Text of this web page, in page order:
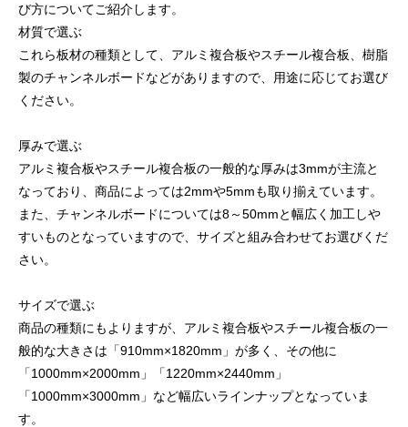
び方についてご紹介します。
材質で選ぶ
これら板材の種類として、アルミ複合板やスチール複合板、樹脂
製のチャンネルボードなどがありますので、用途に応じてお選び
ください。
厚みで選ぶ
アルミ複合板やスチール複合板の一般的な厚みは3mmが主流と
なっており、商品によっては2mmや5mmも取り揃えています。
また、チャンネルボードについては8～50mmと幅広く加工しや
すいものとなっていますので、サイズと組み合わせてお選びくだ
さい。
サイズで選ぶ
商品の種類にもよりますが、アルミ複合板やスチール複合板の一
般的な大きさは「910mm×1820mm」が多く、その他に
「1000mm×2000mm」「1220mm×2440mm」
「1000mm×3000mm」など幅広いラインナップとなっていま
す。